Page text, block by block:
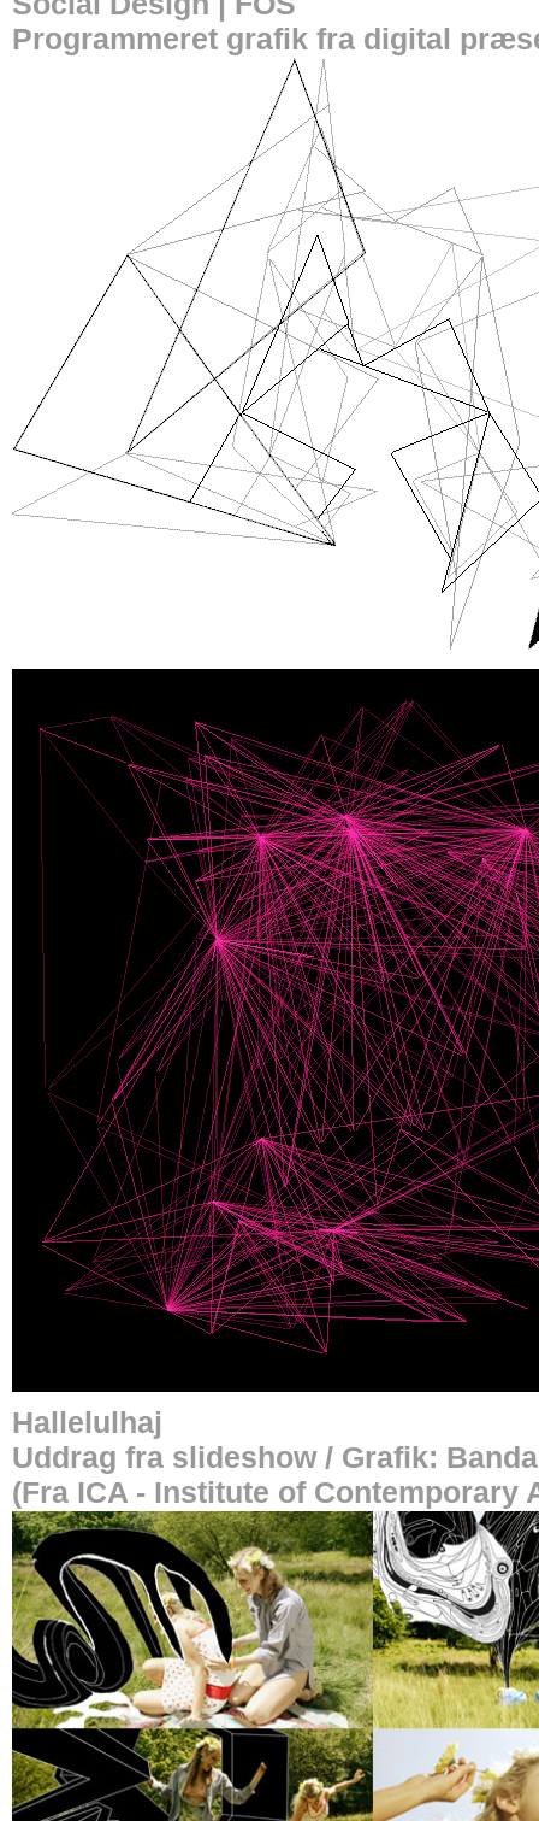
Programmeret grafik fra digital
Hallelulhaj
Uddrag fra slideshow / Grafik:
(Fra ICA - Institute of Contemporary